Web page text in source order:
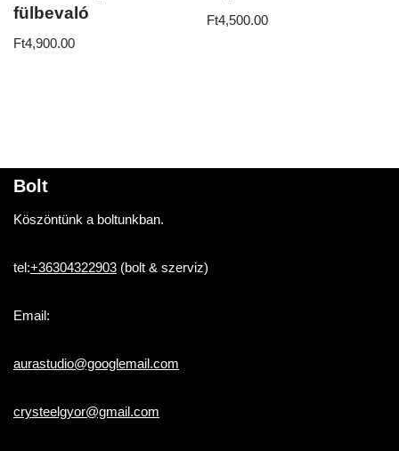
fülbevaló
Ft4,900.00
Ft4,500.00
Bolt
Köszöntünk a boltunkban.
tel:+36304322903 (bolt & szerviz)
Email:
aurastudio@googlemail.com
crysteelgyor@gmail.com